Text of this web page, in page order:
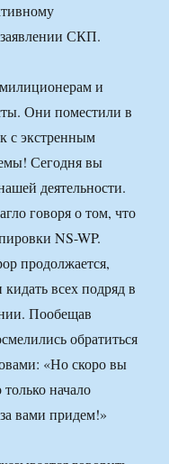
СКП.
и
Они поместили в
с экстренным
Сегодня вы
деятельности.
говоря о том, что
NS-WP.
продолжается,
всех подряд в
Пообещав
обратиться
«Но скоро вы
начало
вами придем!»